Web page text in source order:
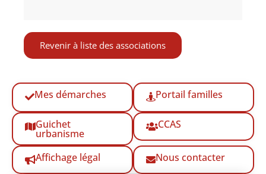
Revenir à liste des associations
Mes démarches Portail familles
Guichet
urbanisme
CCAS
Affichage légal Nous contacter